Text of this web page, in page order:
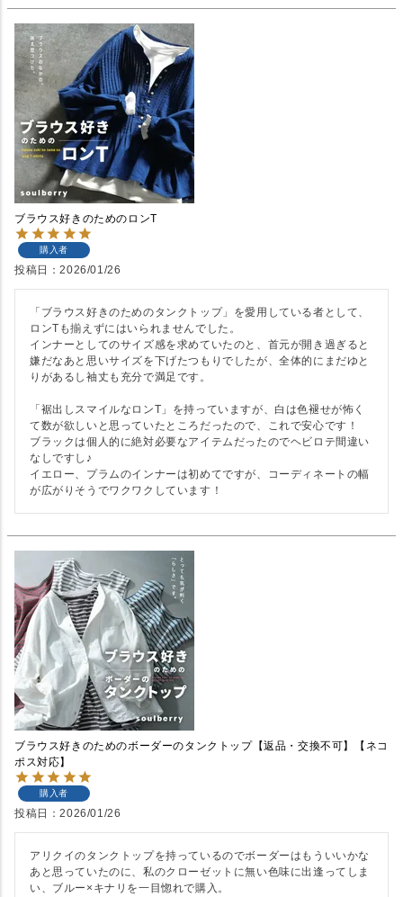
ブラウス好きのためのロンT
購入者
投稿日 2026/01/26
「ブラウス好きのためのタンクトップ」を愛用している者として、
ロンTも揃えずにはいられませんでした。
インナーとしてのサイズ感を求めていたのと、首元が開き過ぎると
嫌だなあと思いサイズを下げたつもりでしたが、全体的にまだゆと
りがあるし袖丈も充分で満足です。
「裾出しスマイルなロンT」を持っていますが、白は色褪せが怖く
て数が欲しいと思っていたところだったので、これで安心です！
ブラックは個人的に絶対必要なアイテムだったのでヘビロテ間違い
なしですし♪
イエロー、プラムのインナーは初めてですが、コーディネートの幅
が広がりそうでワクワクしています！
ブラウス好きのためのボーダーのタンクトップ【返品・交換不可】【ネコ
ポス対応】
購入者
投稿日 2026/01/26
アリクイのタンクトップを持っているのでボーダーはもういいかな
あと思っていたのに、私のクローゼットに無い色味に出逢ってしま
い、ブルー×キナリを一目惚れで購入。